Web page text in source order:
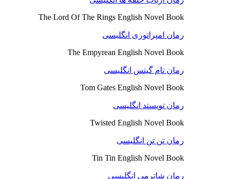
The Lord Of The Rings English Novel Book
رمان امپراتوری انگلیسی
The Empyrean English Novel Book
رمان تام گیتس انگلیسی
Tom Gates English Novel Book
رمان تویستد انگلیسی
Twisted English Novel Book
رمان تن تن انگلیسی
Tin Tin English Novel Book
رمان شاترمی انگلیسی